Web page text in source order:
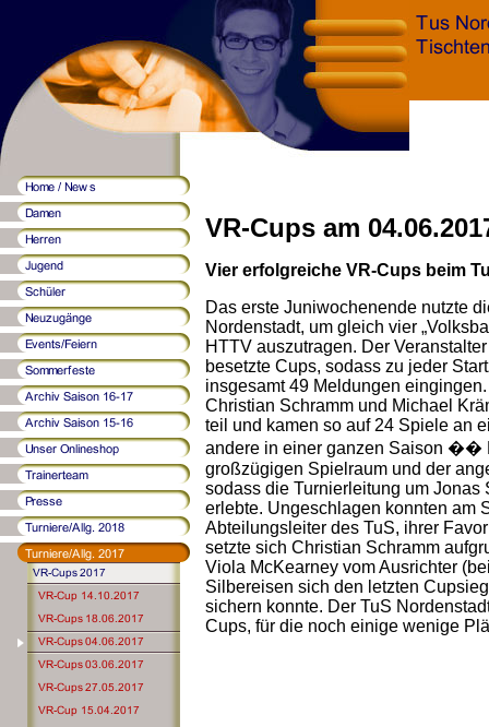
VR-Cups am
Vier erfolgreiche VR-Cups beim
Das erste Juniwochenende nutzte
Nordenstadt, um gleich vier
HTTV auszutragen. Der
besetzte Cups, sodass zu jeder
insgesamt 49 Meldungen
Christian Schramm und Michael
teil und kamen so auf 24 Spiele an
andere in einer ganzen Saison ��
großzügigen Spielraum und der
sodass die Turnierleitung um Jonas
erlebte. Ungeschlagen konnten am
Abteilungsleiter des TuS, ihrer
setzte sich Christian Schramm
Viola McKearney vom Ausrichter
Silbereisen sich den letzten
sichern konnte. Der TuS
Cups, für die noch einige wenige